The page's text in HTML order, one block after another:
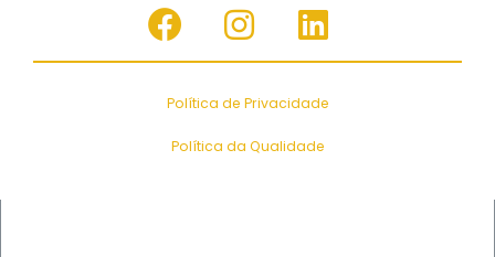
Política de Privacidade
Política da Qualidade